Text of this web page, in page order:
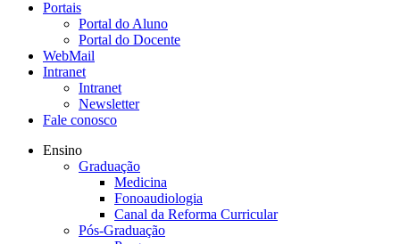
Portais
Portal do Aluno
Portal do Docente
WebMail
Intranet
Intranet
Newsletter
Fale conosco
Ensino
Graduação
Medicina
Fonoaudiologia
Canal da Reforma Curricular
Pós-Graduação